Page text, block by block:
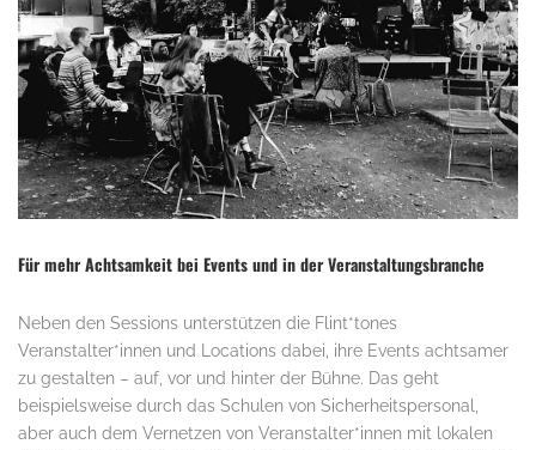
Für mehr Achtsamkeit bei Events und in der Veranstaltungsbranche
Neben den Sessions unterstützen die Flint*tones
Veranstalter*innen und Locations dabei, ihre Events achtsamer
zu gestalten – auf, vor und hinter der Bühne. Das geht
beispielsweise durch das Schulen von Sicherheitspersonal,
aber auch dem Vernetzen von Veranstalter*innen mit lokalen